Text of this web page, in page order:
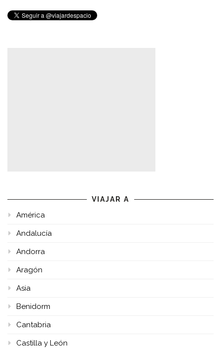
VIAJAR A
América
Andalucía
Andorra
Aragón
Asia
Benidorm
Cantabria
Castilla y León